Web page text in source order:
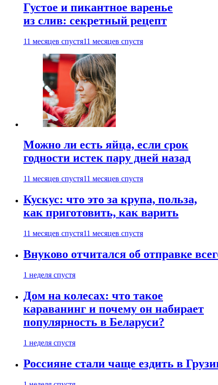
Густое и пикантное варенье
из слив: секретный рецепт
11 месяцев спустя11 месяцев спустя
Можно ли есть яйца, если срок
годности истек пару дней назад
11 месяцев спустя11 месяцев спустя
Кускус: что это за крупа, польза,
как приготовить, как варить
11 месяцев спустя11 месяцев спустя
Внуково отчитался об отправке
1 неделя спустя
Дом на колесах: что такое
караванинг и почему он набирает
популярность в Беларуси?
1 неделя спустя
Россияне стали чаще ездить в